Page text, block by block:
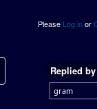
Please Log inor
Replied
gram